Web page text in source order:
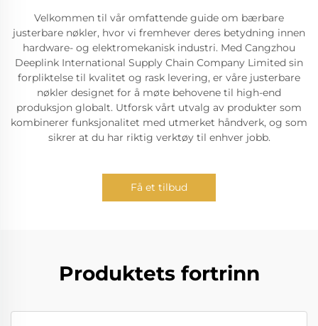
Velkommen til vår omfattende guide om bærbare
justerbare nøkler, hvor vi fremhever deres betydning innen
hardware- og elektromekanisk industri. Med Cangzhou
Deeplink International Supply Chain Company Limited sin
forpliktelse til kvalitet og rask levering, er våre justerbare
nøkler designet for å møte behovene til high-end
produksjon globalt. Utforsk vårt utvalg av produkter som
kombinerer funksjonalitet med utmerket håndverk, og som
sikrer at du har riktig verktøy til enhver jobb.
Få et tilbud
Produktets fortrinn